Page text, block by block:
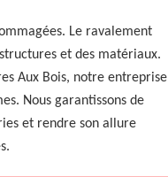
Le ravalement
et des matériaux.
Aux Bois, notre entreprise
Nous garantissons de
et rendre son allure